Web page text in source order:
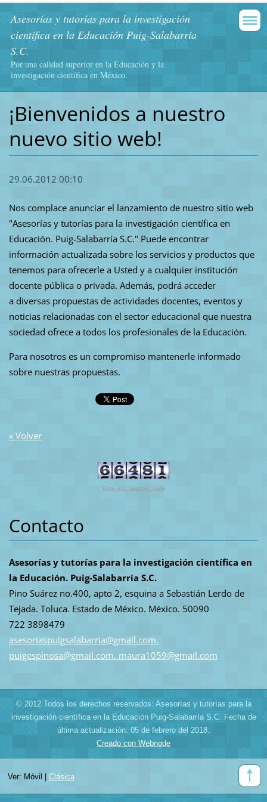
Asesorías y tutorías para la investigación
científica en la Educación Puig-Salabarría
S.C.
Por una calidad superior en la Educación y la
investigación científica en México.
¡Bienvenidos a nuestro
nuevo sitio web!
29.06.2012 00:10
Nos complace anunciar el lanzamiento de nuestro sitio web
"Asesorías y tutorías para la investigación científica en
Educación. Puig-Salabarría S.C." Puede encontrar
información actualizada sobre los servicios y productos que
tenemos para ofrecerle a Usted y a cualquier institución
docente pública o privada. Además, podrá acceder
a diversas propuestas de actividades docentes, eventos y
noticias relacionadas con el sector educacional que nuestra
sociedad ofrece a todos los profesionales de la Educación.
Para nosotros es un compromiso mantenerle informado
sobre nuestras propuestas.
« Volver
Free Hit Counter Code
Contacto
Asesorías y tutorías para la investigación científica en
la Educación. Puig-Salabarría S.C.
Pino Suárez no.400, apto 2, esquina a Sebastián Lerdo de
Tejada. Toluca. Estado de México. México. 50090
722 3898479
asesoriaspuigsalabarria@gmail.com.
puigespinosa@gmail.com. maura1059@gmail.com
© 2012 Todos los derechos reservados: Asesorías y tutorías para la
investigación científica en la Educación Puig-Salabarría S.C. Fecha de
última actualización: 05 de febrero del 2018.
Creado con Webnode
Ver: Móvil Clásica